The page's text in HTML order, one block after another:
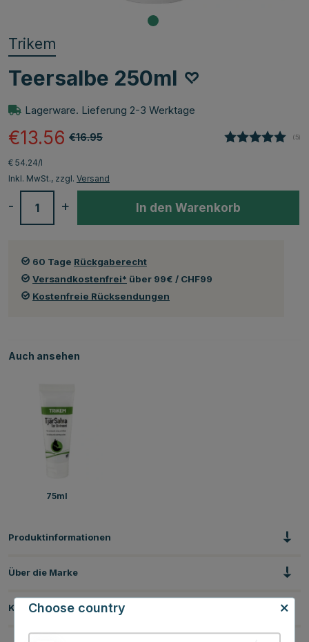
Trikem
Teersalbe 250ml
Lagerware. Lieferung 2-3 Werktage
€16.95
€13.56 (5)
€ 54.24/l
Inkl. MwSt., zzgl. Versand
+
- In den Warenkorb
60 Tage Rückgaberecht
Versandkostenfrei* über 99€ / CHF99
Kostenfreie Rücksendungen
Auch ansehen
75ml
Produktinformationen
Über die Marke
Kundenbewertungen
Choose country